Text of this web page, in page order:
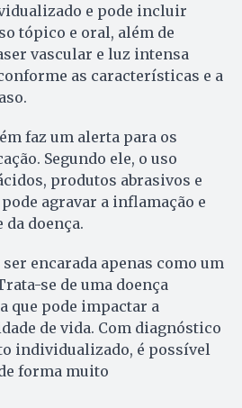
e pode incluir
tópico e oral, além de
vascular e luz intensa
as características e a
faz um alerta para os
Segundo ele, o uso
produtos abrasivos e
agravar a inflamação e
doença.
ser encarada apenas como um
se de uma doença
que pode impactar a
de vida. Com diagnóstico
individualizado, é possível
forma muito